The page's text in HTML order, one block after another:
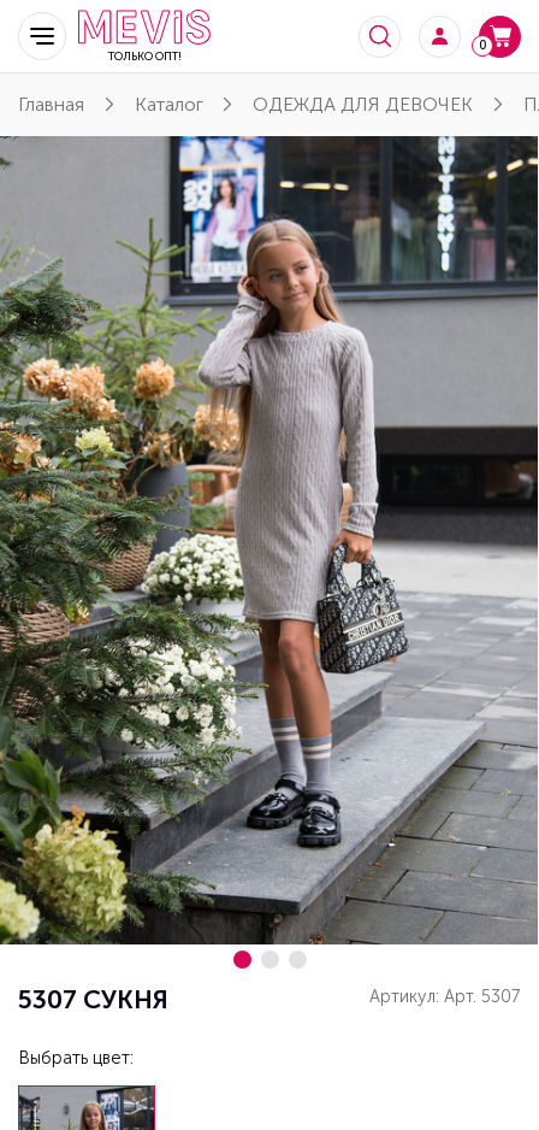
ТОЛЬКО ОПТ!
0
Главная Каталог ОДЕЖДА ДЛЯ ДЕВОЧЕК
5307 СУКНЯ Артикул: Арт. 5307
Выбрать цвет: